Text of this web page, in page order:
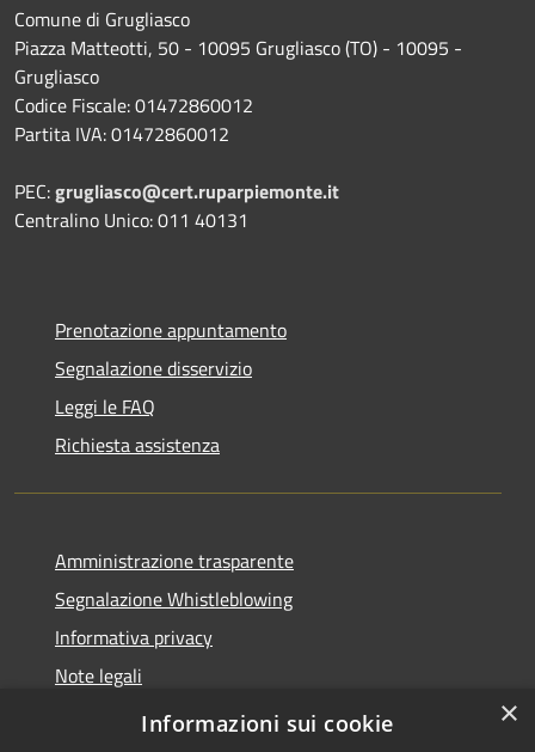
Comune di Grugliasco
Piazza Matteotti, 50 - 10095 Grugliasco (TO) - 10095 -
Grugliasco
Codice Fiscale: 01472860012
Partita IVA: 01472860012
PEC:grugliasco@cert.ruparpiemonte.it
Centralino Unico: 011 40131
Prenotazione appuntamento
Segnalazione disservizio
Leggi le FAQ
Richiesta assistenza
Amministrazione trasparente
Segnalazione Whistleblowing
Informativa privacy
Note legali
Dichiarazione di accessibilità
×
Informazioni sui cookie